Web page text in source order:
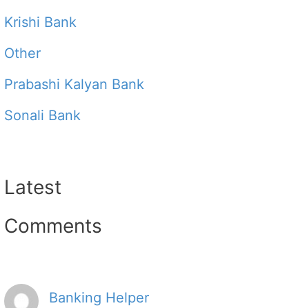
Krishi Bank
Other
Prabashi Kalyan Bank
Sonali Bank
Latest
Comments
Banking Helper